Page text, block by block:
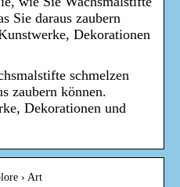
Sie daraus zaubern
Dekorationen
schmelzen
zaubern können.
Dekorationen und
› Art